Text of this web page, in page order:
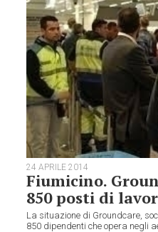
24 APRILE 2014
Fiumicino.
850 posti di
La situazione di Groundcare,
850 dipendenti che opera negli